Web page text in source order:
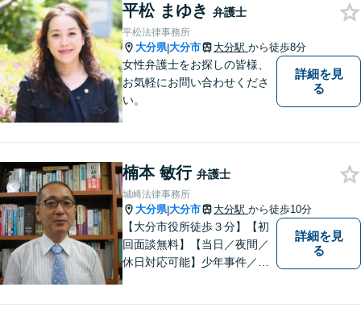
など幅広い問題に柔軟に対応
いたします。【駐車場あり】
平松 まゆき 弁護士
平松法律事務所
大分県|大分市 大分駅 から徒歩8分
女性弁護士をお探しの皆様、
お気軽にお問い合わせくださ
い。
詳細を見
る
楠本 敏行 弁護士
城崎法律事務所
大分県|大分市 大分駅 から徒歩10分
【大分市役所徒歩３分】【初
回面談無料】【当日／夜間／
休日対応可能】少年事件／家
詳細を見
る